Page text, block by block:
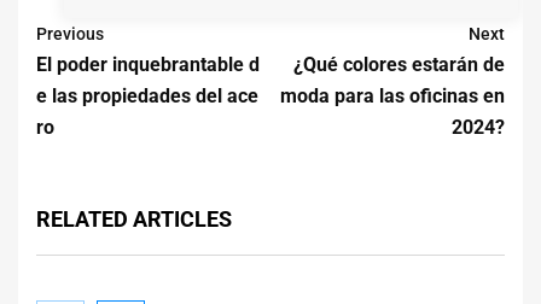
Previous
El poder inquebrantable d
e las propiedades del ace
ro
Next
¿Qué colores estarán de
moda para las oficinas en
2024?
RELATED ARTICLES